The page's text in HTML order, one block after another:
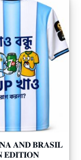
𝐀𝐍𝐃 𝐁𝐑𝐀𝐒𝐈𝐋
𝐄𝐃𝐈𝐓𝐈𝐎𝐍